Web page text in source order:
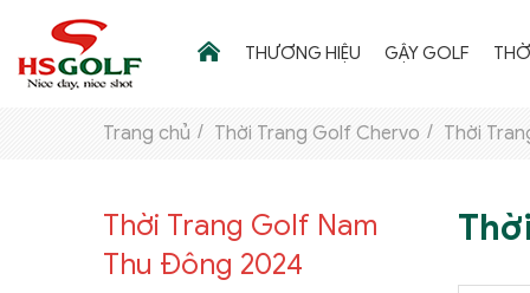
THƯƠNG HIỆU
GẬY GOLF
THƯƠNG HIỆU GẬY GOLF
Trang chủ Thời Trang Golf Chervo Thời
Thời Trang Golf Nam
Thu Đông 2024